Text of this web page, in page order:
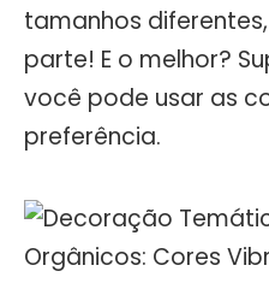
tamanhos
parte! E o melhor?
você pode usar as
preferência.